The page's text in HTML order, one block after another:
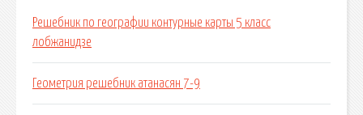
Решебник по географии контурные карты 5 класс
лобжанидзе
Геометрия решебник атанасян 7-9